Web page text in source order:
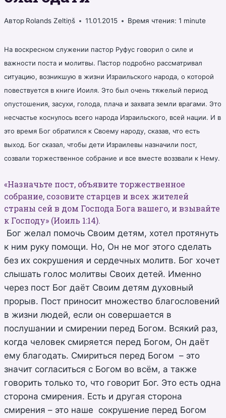
Автор Rolands Zeltiņš 11.01.2015 Время чтения: 1 minute
На воскресном служении пастор Руфус говорил о силе и
важности поста и молитвы. Пастор подробно рассматривал
ситуацию, возникшую в жизни Израильского народа, о которой
повествуется в книге Иоиля. Это был очень тяжелый период
опустошения, засухи, голода, плача и захвата земли врагами. Это
несчастье коснулось всего народа Израильского, всей нации. И в
это время Бог обратился к Своему народу, сказав, что есть
выход. Бог сказал, чтобы дети Израилевы назначили пост,
созвали торжественное собрание и все вместе воззвали к Нему.
«Назначьте пост, объявите торжественное
собрание, созовите старцев и всех жителей
страны сей в дом Господа Бога вашего, и взывайте
к Господу» (Иоиль 1:14).
Бог желал помочь Своим детям, хотел протянуть
к ним руку помощи. Но, Он не мог этого сделать
без их сокрушения и сердечных молитв. Бог хочет
слышать голос молитвы Своих детей. Именно
через пост Бог даёт Своим детям духовный
прорыв. Пост приносит множество благословений
в жизни людей, если он совершается в
послушании и смирении перед Богом. Всякий раз,
когда человек смиряется перед Богом, Он даёт
ему благодать. Смириться перед Богом – это
значит согласиться с Богом во всём, а также
говорить только то, что говорит Бог. Это есть одна
сторона смирения. Есть и другая сторона
смирения – это наше сокрушение перед Богом